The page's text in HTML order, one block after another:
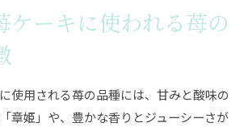
キ素材のベストコンビネーション
苺がケーキに与える食感の違い
の魅力を引き出すための工夫
したケーキの新しいトレンド
レッシュな苺とケーキの共演
ケーキに使われる苺の
使用される苺の品種には、甘みと酸味の
章姫」や、豊かな香りとジューシーさが